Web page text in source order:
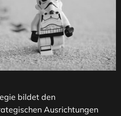
bildet den
Ausrichtungen